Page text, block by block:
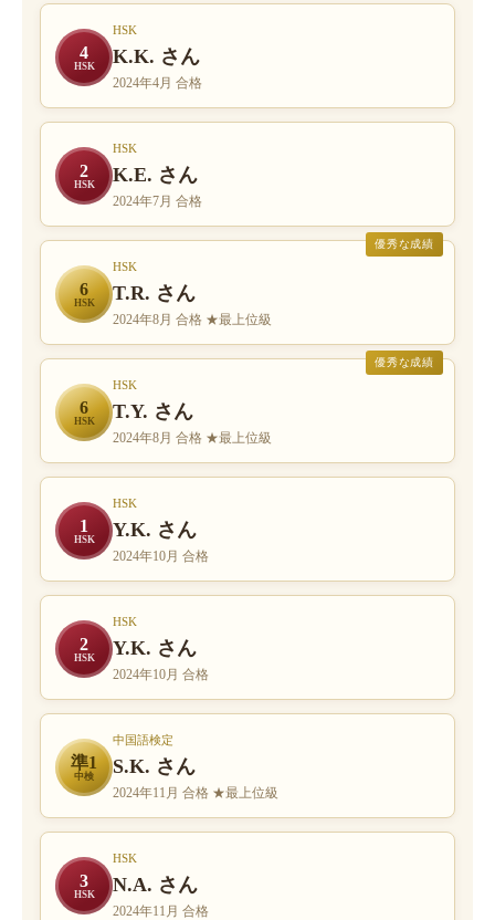
4
HSK
HSK
K.K. さん
2024年4月 合格
2
HSK
HSK
K.E. さん
2024年7月 合格
優秀な成績
6
HSK
HSK
T.R. さん
2024年8月 合格 ★最上位級
優秀な成績
6
HSK
HSK
T.Y. さん
2024年8月 合格 ★最上位級
1
HSK
HSK
Y.K. さん
2024年10月 合格
2
HSK
HSK
Y.K. さん
2024年10月 合格
準1
中検
中国語検定
S.K. さん
2024年11月 合格 ★最上位級
3
HSK
HSK
N.A. さん
2024年11月 合格